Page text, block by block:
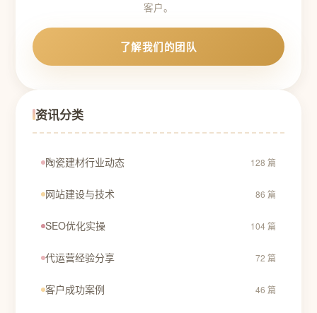
客户。
了解我们的团队
资讯分类
陶瓷建材行业动态 128 篇
网站建设与技术 86 篇
SEO优化实操 104 篇
代运营经验分享 72 篇
客户成功案例 46 篇